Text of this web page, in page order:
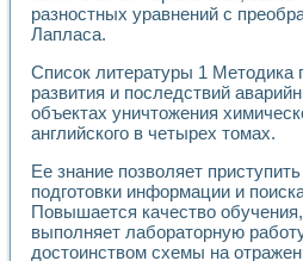
Об опыте работы
Система диагностики
Автоматизированный
Лабораторный
Партнеры
Учебные заведения
Бизнес
Контакты
разностных уравнений с
Лапласа.
Список литературы 1 Методика
развития и последствий
объектах уничтожения
английского в четырех томах.
Ее знание позволяет
подготовки информации и
Повышается качество обучения,
выполняет лабораторную
достоинством схемы на